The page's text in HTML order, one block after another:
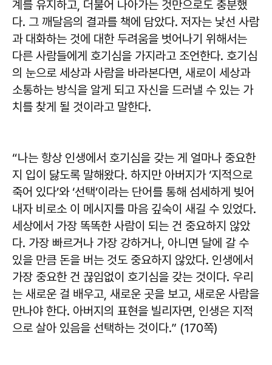
계를 유지하고, 더불어 나아가는 것만으로도 충분했
다. 그 깨달음의 결과를 책에 담았다. 저자는 낯선 사람
과 대화하는 것에 대한 두려움을 벗어나기 위해서는
다른 사람들에게 호기심을 가지라고 조언한다. 호기심
의 눈으로 세상과 사람을 바라본다면, 새로이 세상과
소통하는 방식을 알게 되고 자신을 드러낼 수 있는 가
치를 찾게 될 것이라고 말한다.
“나는 항상 인생에서 호기심을 갖는 게 얼마나 중요한
지 입이 닳도록 말해왔다. 하지만 아버지가 ‘지적으로
죽어 있다’와 ‘선택’이라는 단어를 통해 섬세하게 빚어
내자 비로소 이 메시지를 마음 깊숙이 새길 수 있었다.
세상에서 가장 똑똑한 사람이 되는 건 중요하지 않았
다. 가장 빠르거나 가장 강하거나, 아니면 달에 갈 수
있을 만큼 돈을 버는 것도 중요하지 않았다. 인생에서
가장 중요한 건 끊임없이 호기심을 갖는 것이다. 우리
는 새로운 걸 배우고, 새로운 곳을 보고, 새로운 사람을
만나야 한다. 아버지의 표현을 빌리자면, 인생은 지적
으로 살아 있음을 선택하는 것이다.” (170쪽)